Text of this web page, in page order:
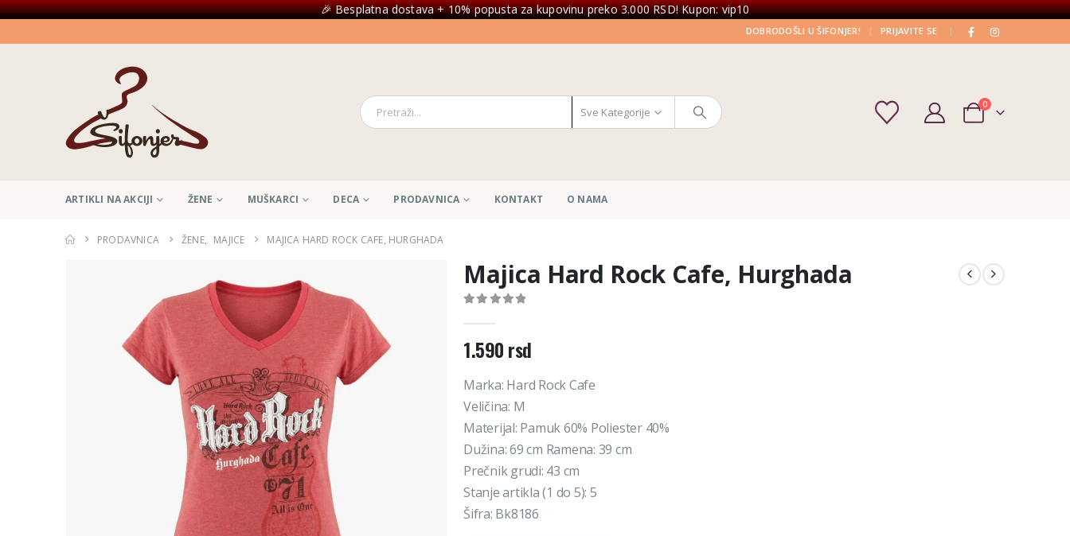
🎉 Besplatna dostava + 10% popusta za kupovinu preko 3.000 RSD! Kupon: vip10
DOBRODOŠLI U ŠIFONJER! | PRIJAVITE SE |
Sve Kategorije
0
ARTIKLI NA AKCIJI ŽENE MUŠKARCI DECA PRODAVNICA KONTAKT O NAMA
PRODAVNICA ŽENE, MAJICE MAJICA HARD ROCK CAFE, HURGHADA
Majica Hard Rock Cafe, Hurghada
1.590rsd
Marka: Hard Rock Cafe
Veličina: M
Materijal: Pamuk 60% Poliester 40%
Dužina: 69 cm Ramena: 39 cm
Prečnik grudi: 43 cm
Stanje artikla (1 do 5): 5
Šifra: Bk8186